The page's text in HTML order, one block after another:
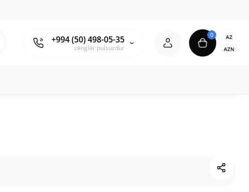
+994 (50) 498-05-35
zənglər pulsuzdur
0
AZ
AZN